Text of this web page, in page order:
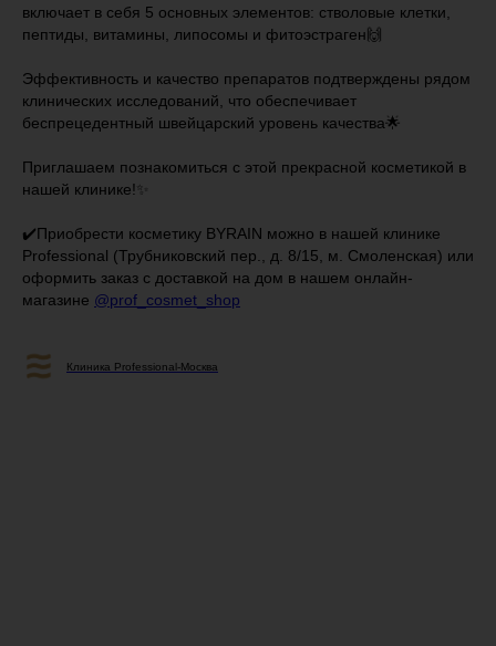
включает в себя 5 основных элементов: стволовые клетки,
пептиды, витамины, липосомы и фитоэстраген🙌
Эффективность и качество препаратов подтверждены рядом
клинических исследований, что обеспечивает
беспрецедентный швейцарский уровень качества🌟
Приглашаем познакомиться с этой прекрасной косметикой в
нашей клинике!✨
✔️Приобрести косметику BYRAIN можно в нашей клинике
Professional (Трубниковский пер., д. 8/15, м. Смоленская) или
оформить заказ с доставкой на дом в нашем онлайн-
магазине @prof_cosmet_shop
Клиника Professional-Москва